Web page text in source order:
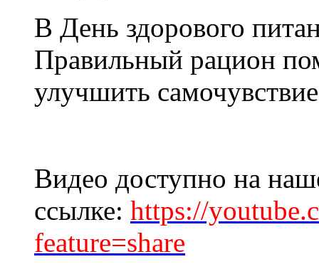
В День здорового
Правильный рацион
улучшить
Видео доступно на
ссылке: https://
feature=share